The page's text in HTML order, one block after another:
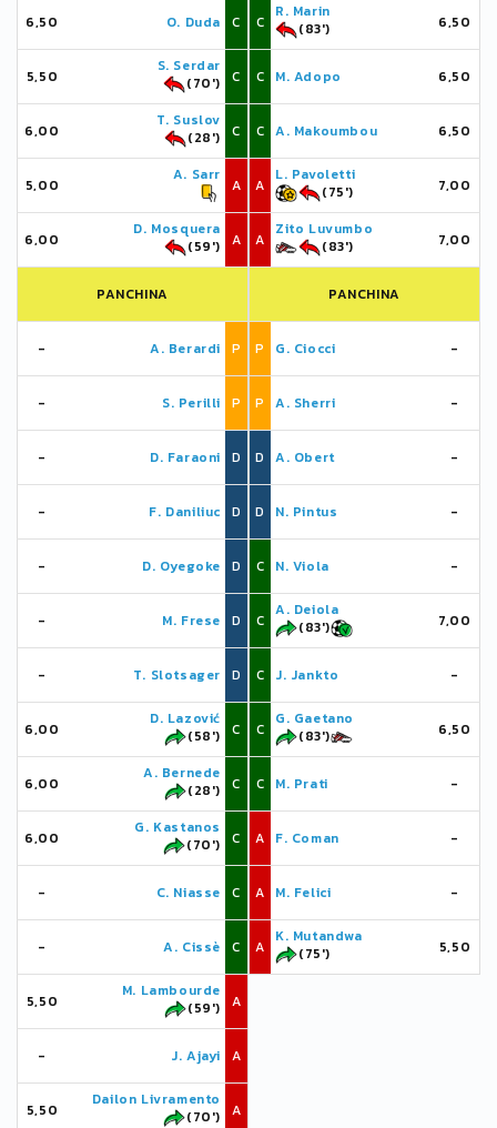
6,50 O. Duda C
5,50
S. Serdar
(70')
C
6,00
T. Suslov
(28')
C
5,00
A. Sarr
A
6,00
D. Mosquera
(59')
A
PANCHINA
- A. Berardi P
- S. Perilli P
- D. Faraoni D
- F. Daniliuc D
- D. Oyegoke D
- M. Frese D
- T. Slotsager D
6,00
D. Lazović
(58')
C
6,00
A. Bernede
(28')
C
6,00
G. Kastanos
(70')
C
- C. Niasse C
- A. Cissè C
5,50
M. Lambourde
(59')
A
- J. Ajayi A
5,50
Dailon Livramento
(70')
A
C
R. Marin
(83')
6,50
C M. Adopo 6,50
C A. Makoumbou 6,50
A
L. Pavoletti
(75')
7,00
A
Zito Luvumbo
(83')
7,00
PANCHINA
P G. Ciocci -
P A. Sherri -
D A. Obert -
D N. Pintus -
C N. Viola -
C
A. Deiola
(83')
7,00
C J. Jankto -
C
G. Gaetano
(83')
6,50
C M. Prati -
A F. Coman -
A M. Felici -
A
K. Mutandwa
(75')
5,50